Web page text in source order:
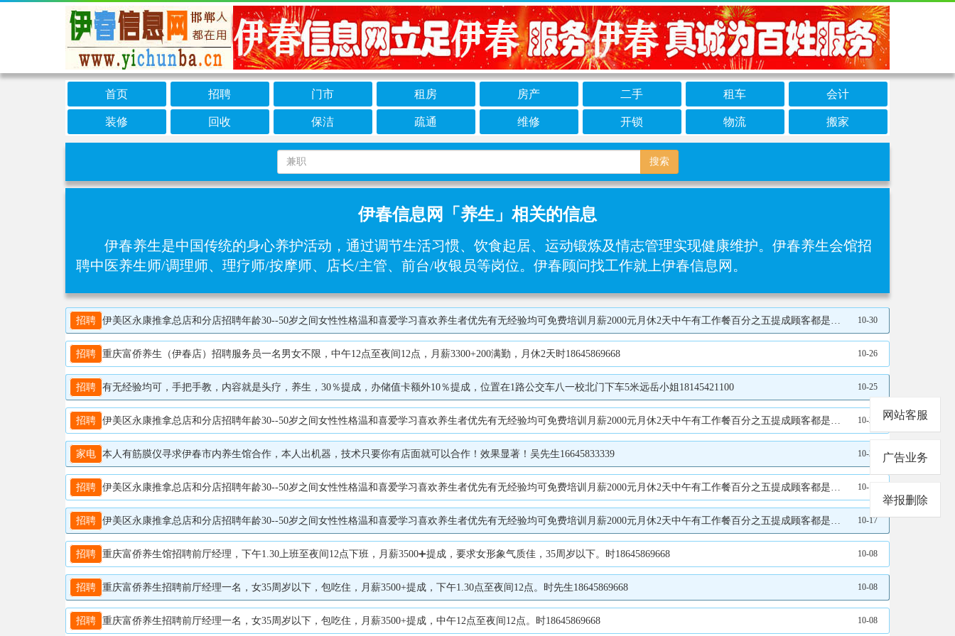
首页 招聘 门市 租房 房产 二手 租车 会计
装修 回收 保洁 疏通 维修 开锁 物流 搬家
搜索
伊春信息网「养生」相关的信息
伊春养生是中国传统的身心养护活动，通过调节生活习惯、饮食起居、运动锻炼及情志管理实现健康维护‌。伊春养生会馆招
聘中医养生师/调理师、理疗师/按摩师、店长/主管、前台/收银员等岗位。伊春顾问找工作就上伊春信息网。
招聘 伊美区永康推拿总店和分店招聘年龄30--50岁之间女性性格温和喜爱学习喜欢养生者优先有无经验均可免费培训月薪2000元月休2天中午有工作餐百分之五提成顾客都是预约上门工作环境优雅周老板13104584577 10-30
招聘 重庆富侨养生（伊春店）招聘服务员一名男女不限，中午12点至夜间12点，月薪3300+200满勤，月休2天时18645869668 10-26
招聘 有无经验均可，手把手教，内容就是头疗，养生，30％提成，办储值卡额外10％提成，位置在1路公交车八一校北门下车5米远岳小姐18145421100 10-25
招聘 伊美区永康推拿总店和分店招聘年龄30--50岁之间女性性格温和喜爱学习喜欢养生者优先有无经验均可免费培训月薪2000元月休2天中午有工作餐百分之五提成顾客都是提前预约工作环境优雅周经理13104584577 10-22
家电 本人有筋膜仪寻求伊春市内养生馆合作，本人出机器，技术只要你有店面就可以合作！效果显著！吴先生16645833339 10-20
招聘 伊美区永康推拿总店和分店招聘年龄30--50岁之间女性性格温和喜爱学习喜欢养生者优先有无经验均可免费培训月薪2000元月休2天中午有工作餐百分之五提成顾客都是预约上门工作环境优雅联系电话13104584577不是微信号微信号13694580621周老师13104584577 10-18
招聘 伊美区永康推拿总店和分店招聘年龄30--50岁之间女性性格温和喜爱学习喜欢养生者优先有无经验均可免费培训月薪2000元月休2天中午有工作餐百分之五提成顾客都是预约上门工作环境优雅家不是本市的可在店里住宿周经理13104584577 10-17
招聘 重庆富侨养生馆招聘前厅经理，下午1.30上班至夜间12点下班，月薪3500➕提成，要求女形象气质佳，35周岁以下。时18645869668 10-08
招聘 重庆富侨养生招聘前厅经理一名，女35周岁以下，包吃住，月薪3500+提成，下午1.30点至夜间12点。时先生18645869668 10-08
招聘 重庆富侨养生招聘前厅经理一名，女35周岁以下，包吃住，月薪3500+提成，中午12点至夜间12点。时18645869668 10-08
网站客服
广告业务
举报删除